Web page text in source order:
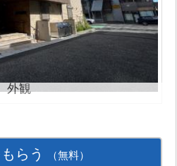
外観
らう （無料）